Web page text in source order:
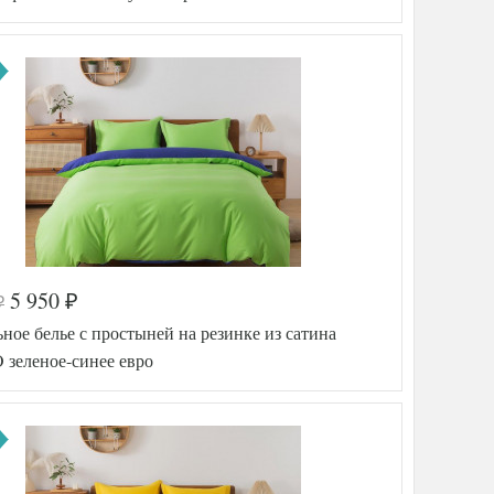
Сатин
200х220
180х200
(на
резинке)
50х70
(2шт)
Tango
(Китай)
576-984
TT78734
Сатин
200х220
(на
резинке)
50х70
5 950 ₽
белье с простыней на резинке из сатина
синее евро